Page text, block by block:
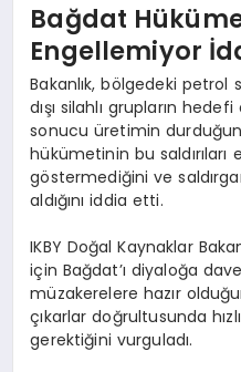
Bağdat
Engellemiyor
Bakanlık, bölgedeki petrol
dışı silahlı grupların
sonucu üretimin
hükümetinin bu
göstermediğini ve
aldığını iddia etti.
IKBY Doğal Kaynaklar
için Bağdat’ı diyaloğa
müzakerelere hazır
çıkarlar doğrultusunda
gerektiğini vurguladı.